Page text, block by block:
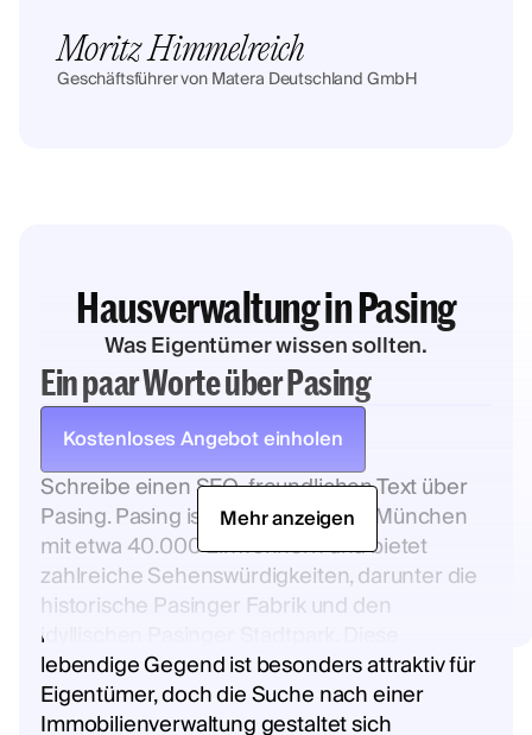
Moritz Himmelreich
Geschäftsführer von Matera Deutschland GmbH
Hausverwaltung in Pasing
Was Eigentümer wissen sollten.
Ein paar Worte über Pasing
Kostenloses Angebot einholen
Schreibe einen SEO-freundlichen Text über
Pasing. Pasing ist ein Stadtteil von München
mit etwa 40.000 Einwohnern und bietet
zahlreiche Sehenswürdigkeiten, darunter die
historische Pasinger Fabrik und den
idyllischen Pasinger Stadtpark. Diese
lebendige Gegend ist besonders attraktiv für
Eigentümer, doch die Suche nach einer
Immobilienverwaltung gestaltet sich
Mehr anzeigen